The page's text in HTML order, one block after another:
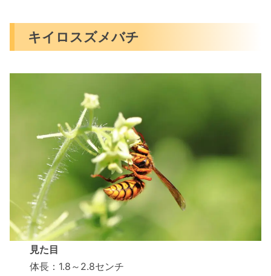
キイロスズメバチ
見た目
体長：1.8～2.8センチ